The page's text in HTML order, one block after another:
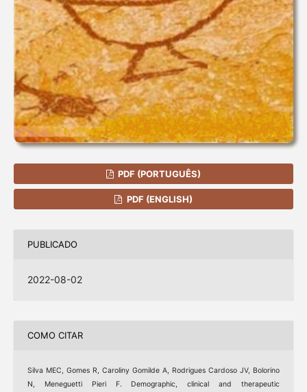
PDF (PORTUGUÊS)
PDF (ENGLISH)
PUBLICADO
2022-08-02
COMO CITAR
Silva MEC, Gomes R, Caroliny Gomilde A, Rodrigues Cardoso JV, Bolorino
N, Meneguetti Pieri F. Demographic, clinical and therapeutic